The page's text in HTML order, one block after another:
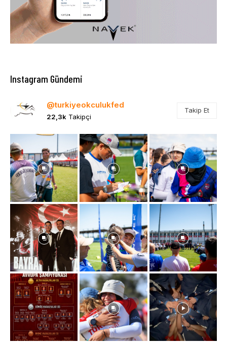
Instagram Gündemi
@turkiyeokculukfed
22,3k Takipçi
Takip Et